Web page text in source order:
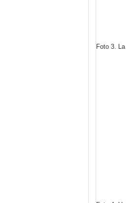
Foto 3.